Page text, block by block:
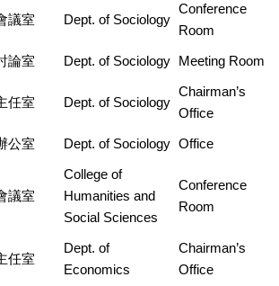
議室 Dept. of Sociology
Conference
Room
論室 Dept. of Sociology Meeting Room
任室 Dept. of Sociology
Chairman’s
Office
公室 Dept. of Sociology Office
議室
College of
Humanities and
Social Sciences
Conference
Room
任室
Dept. of
Economics
Chairman’s
Office